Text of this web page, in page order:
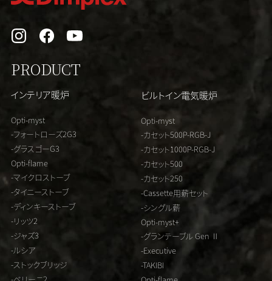
PRODUCT
インテリア暖炉
Opti-myst
-フォートローズ2G3
-グラスゴーG3
Opti-flame
-マイクロストーブ
-タイニーストーブ
-ディンキーストーブ
-リッツ2
-ジャズ3
-ルシア
-ストックブリッジ
ビルトイン電気暖炉
Opti-myst
-カセット500P-RGB-J
-カセット1000P-RGB-J
-カセット500
-カセット250
-Cassette用薪セット
-シングル薪
Opti-myst+
-グランテーブル Gen Ⅱ
-Executive
-TAKIBI